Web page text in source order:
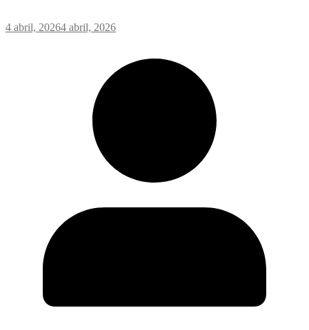
4 abril, 20264 abril, 2026